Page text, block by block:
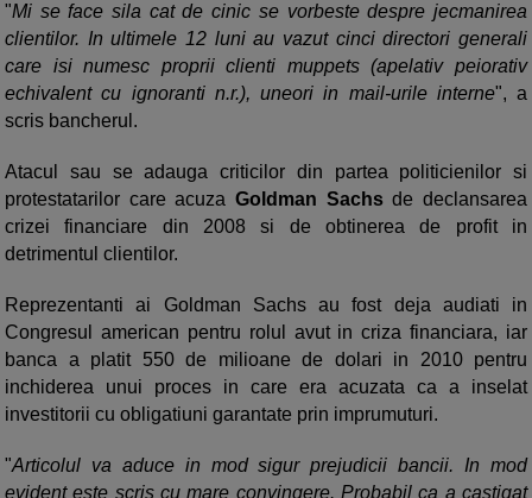
"Mi se face sila cat de cinic se vorbeste despre jecmanirea
clientilor. In ultimele 12 luni au vazut cinci directori generali
care isi numesc proprii clienti muppets (apelativ peiorativ
echivalent cu ignoranti n.r.), uneori in mail-urile interne", a
scris bancherul.
Atacul sau se adauga criticilor din partea politicienilor si
protestatarilor care acuza Goldman Sachsde declansarea
crizei financiare din 2008 si de obtinerea de profit in
detrimentul clientilor.
Reprezentanti ai Goldman Sachs au fost deja audiati in
Congresul american pentru rolul avut in criza financiara, iar
banca a platit 550 de milioane de dolari in 2010 pentru
inchiderea unui proces in care era acuzata ca a inselat
investitorii cu obligatiuni garantate prin imprumuturi.
"Articolul va aduce in mod sigur prejudicii bancii. In mod
evident este scris cu mare convingere. Probabil ca a castigat